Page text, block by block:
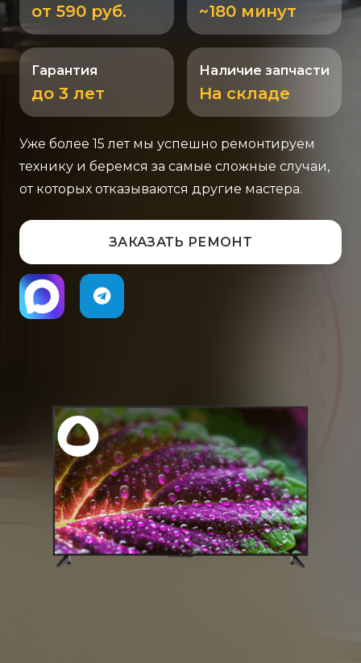
от 590 руб. ~180 минут
Гарантия
до 3 лет
Наличие запчасти
На складе
Уже более 15 лет мы успешно ремонтируем
технику и беремся за самые сложные случаи,
от которых отказываются другие мастера.
ЗАКАЗАТЬ РЕМОНТ